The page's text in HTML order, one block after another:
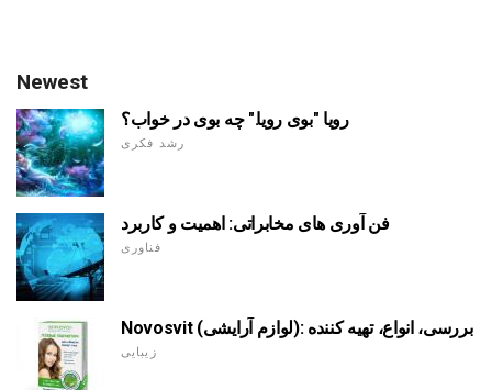
Newest
رویا "بوی رویا." چه بوی در خواب؟
رشد فکری
فن آوری های مخابراتی: اهمیت و کاربرد
فناوری
Novosvit (لوازم آرایشی): بررسی، انواع، تهیه کننده
زیبایی